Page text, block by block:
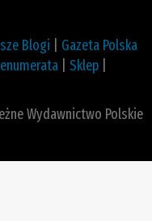
Blogi
Gazeta Polska
Sklep
Wydawnictwo Polskie